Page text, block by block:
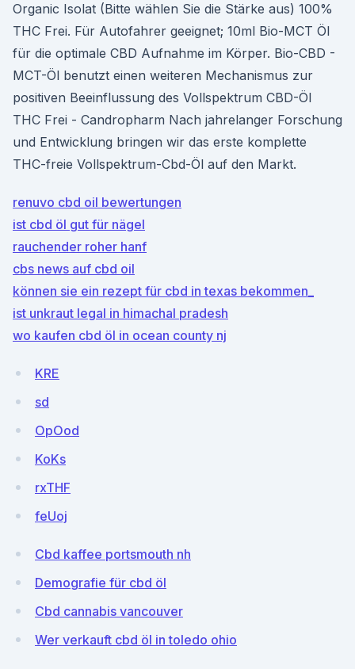
Organic Isolat (Bitte wählen Sie die Stärke aus) 100%
THC Frei. Für Autofahrer geeignet; 10ml Bio-MCT Öl
für die optimale CBD Aufnahme im Körper. Bio-CBD -
MCT-Öl benutzt einen weiteren Mechanismus zur
positiven Beeinflussung des Vollspektrum CBD-Öl
THC Frei - Candropharm Nach jahrelanger Forschung
und Entwicklung bringen wir das erste komplette
THC-freie Vollspektrum-Cbd-Öl auf den Markt.
renuvo cbd oil bewertungen
ist cbd öl gut für nägel
rauchender roher hanf
cbs news auf cbd oil
können sie ein rezept für cbd in texas bekommen_
ist unkraut legal in himachal pradesh
wo kaufen cbd öl in ocean county nj
KRE
sd
OpOod
KoKs
rxTHF
feUoj
Cbd kaffee portsmouth nh
Demografie für cbd öl
Cbd cannabis vancouver
Wer verkauft cbd öl in toledo ohio